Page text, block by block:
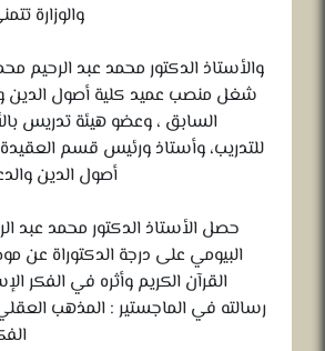
والوزارة
والأستاذ الدكتور محمد عبد الرحيم
شغل منصب عميد كلية أصول الدين
السابق ، وعضو هيئة تدريس
للتدريب، وأستاذ ورئيس قسم
أصول الدين
حصل الأستاذ الدكتور محمد عبد
البيومي على درجة الدكتوراة عن
القرآن الكريم وأثره في الفكر
رسالته في الماجستير : المذهب